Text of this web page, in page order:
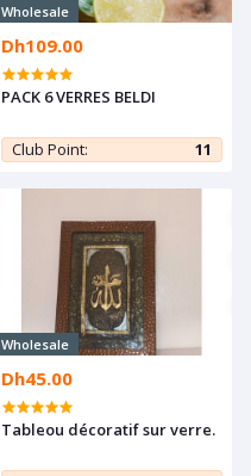
Wholesale
Dh109.00
PACK 6 VERRES BELDI
Club Point: 11
Wholesale
Dh45.00
Tableou décoratif sur verre.